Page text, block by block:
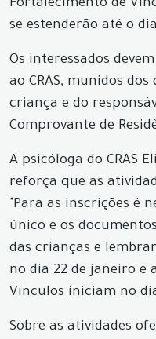
Fortalecimento de
se estenderão até o
Os interessados
ao CRAS, munidos
criança e do
Comprovante de
A psicóloga do CRAS
reforça que as
"Para as inscrições é
único e os
das crianças e
no dia 22 de janeiro e
Vínculos iniciam no
Sobre as atividades